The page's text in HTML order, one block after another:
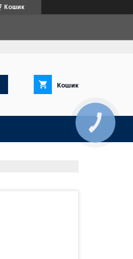
Кошик
Кошик
КНОПКА
ЗВ'ЯЗКУ